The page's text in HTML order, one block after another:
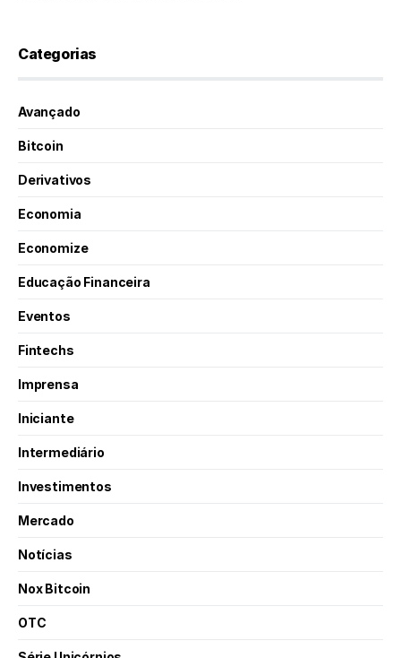
Categorias
Avançado
Bitcoin
Derivativos
Economia
Economize
Educação Financeira
Eventos
Fintechs
Imprensa
Iniciante
Intermediário
Investimentos
Mercado
Notícias
Nox Bitcoin
OTC